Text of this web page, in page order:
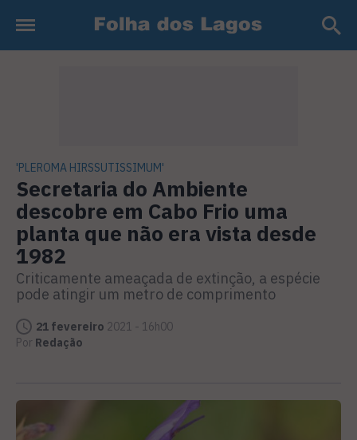
'PLEROMA HIRSSUTISSIMUM'
Secretaria do Ambiente
descobre em Cabo Frio uma
planta que não era vista desde
1982
Criticamente ameaçada de extinção, a espécie
pode atingir um metro de comprimento
21 fevereiro 2021 - 16h00
Por Redação